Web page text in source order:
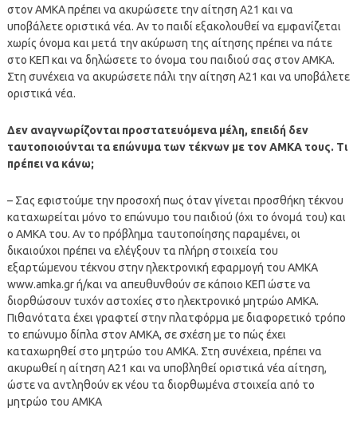
στον ΑΜΚΑ πρέπει να ακυρώσετε την αίτηση Α21 και να
υποβάλετε οριστικά νέα. Αν το παιδί εξακολουθεί να εμφανίζεται
χωρίς όνομα και μετά την ακύρωση της αίτησης πρέπει να πάτε
στο ΚΕΠ και να δηλώσετε το όνομα του παιδιού σας στον ΑΜΚΑ.
Στη συνέχεια να ακυρώσετε πάλι την αίτηση Α21 και να υποβάλετε
οριστικά νέα.
Δεν αναγνωρίζονται προστατευόμενα μέλη, επειδή δεν
ταυτοποιούνται τα επώνυμα των τέκνων με τον ΑΜΚΑ τους. Τι
πρέπει να κάνω;
– Σας εφιστούμε την προσοχή πως όταν γίνεται προσθήκη τέκνου
καταχωρείται μόνο το επώνυμο του παιδιού (όχι το όνομά του) και
ο ΑΜΚΑ του. Αν το πρόβλημα ταυτοποίησης παραμένει, οι
δικαιούχοι πρέπει να ελέγξουν τα πλήρη στοιχεία του
εξαρτώμενου τέκνου στην ηλεκτρονική εφαρμογή του ΑΜΚΑ
www.amka.gr ή/και να απευθυνθούν σε κάποιο ΚΕΠ ώστε να
διορθώσουν τυχόν αστοχίες στο ηλεκτρονικό μητρώο ΑΜΚΑ.
Πιθανότατα έχει γραφτεί στην πλατφόρμα με διαφορετικό τρόπο
το επώνυμο δίπλα στον ΑΜΚΑ, σε σχέση με το πώς έχει
καταχωρηθεί στο μητρώο του ΑΜΚΑ. Στη συνέχεια, πρέπει να
ακυρωθεί η αίτηση Α21 και να υποβληθεί οριστικά νέα αίτηση,
ώστε να αντληθούν εκ νέου τα διορθωμένα στοιχεία από το
μητρώο του ΑΜΚΑ